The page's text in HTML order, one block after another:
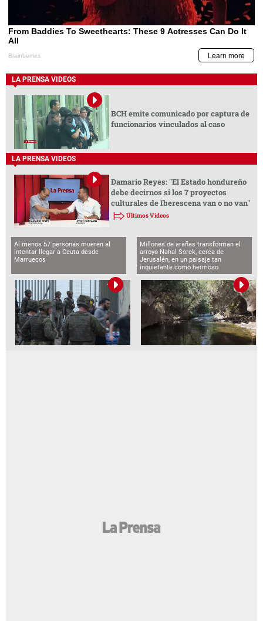
LA PRENSA VIDEOS
BCH emite comunicado por captura de
funcionarios vinculados al caso
LA PRENSA VIDEOS
Damario Reyes: "El Estado hondureño
debe decirnos si los 7 proyectos
culturales de Iberescena van o no van"
Últimos Videos
Al menos 57 personas mueren al
intentar llegar a Ceuta desde
Marruecos
Millones de arañas transforman el
arroyo Nahal Sorek, cerca de
Jerusalén, en un paisaje tan
inquietante como hermoso